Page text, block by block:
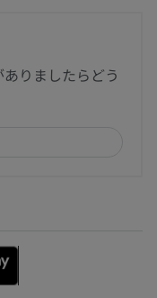
りましたらどう